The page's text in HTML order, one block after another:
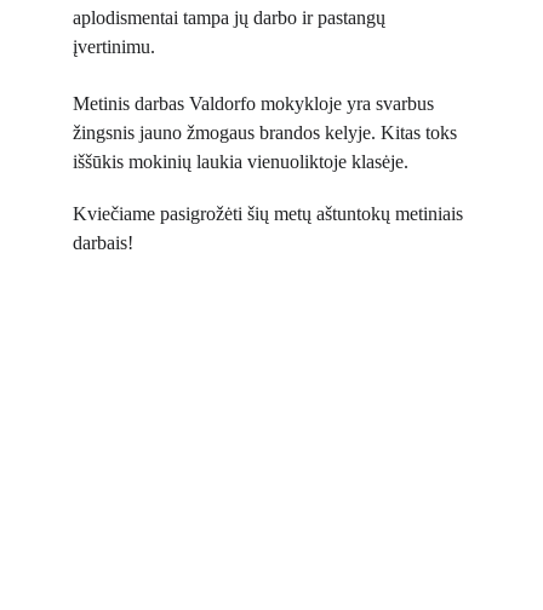
aplodismentai tampa jų darbo ir pastangų
įvertinimu.
Metinis darbas Valdorfo mokykloje yra svarbus
žingsnis jauno žmogaus brandos kelyje. Kitas toks
iššūkis mokinių laukia vienuoliktoje klasėje.
Kviečiame pasigrožėti šių metų aštuntokų metiniais
darbais!